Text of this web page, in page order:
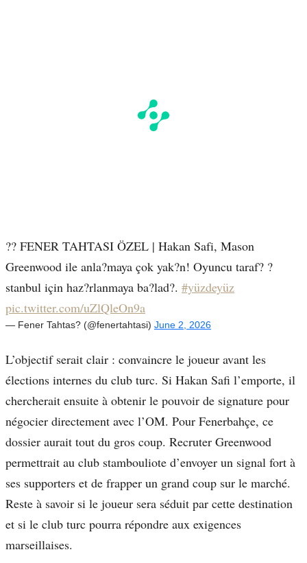
?? FENER TAHTASI ÖZEL | Hakan Safi, Mason
Greenwood ile anla?maya çok yak?n! Oyuncu taraf? ?
stanbul için haz?rlanmaya ba?lad?. #yüzdeyüz
pic.twitter.com/uZlQleOn9a
— Fener Tahtas? (@fenertahtasi) June 2, 2026
L’objectif serait clair : convaincre le joueur avant les
élections internes du club turc. Si Hakan Safi l’emporte, il
chercherait ensuite à obtenir le pouvoir de signature pour
négocier directement avec l’OM. Pour Fenerbahçe, ce
dossier aurait tout du gros coup. Recruter Greenwood
permettrait au club stambouliote d’envoyer un signal fort à
ses supporters et de frapper un grand coup sur le marché.
Reste à savoir si le joueur sera séduit par cette destination
et si le club turc pourra répondre aux exigences
marseillaises.